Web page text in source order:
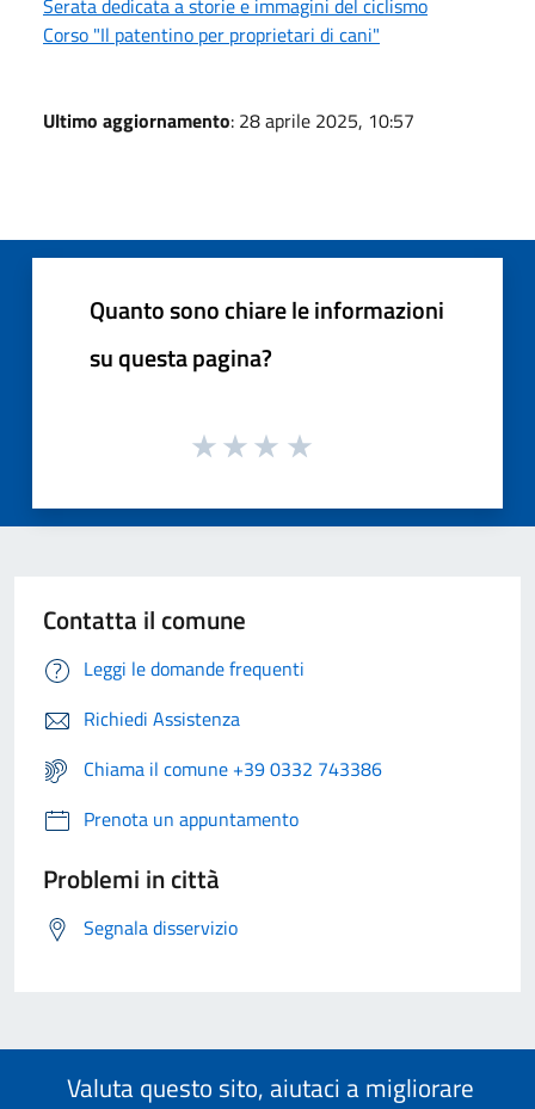
Corso "Il patentino per proprietari di cani"
Ultimo aggiornamento: 28 aprile 2025, 10:57
Quanto sono chiare le informazioni
su questa pagina?
Contatta il comune
Leggi le domande frequenti
Richiedi Assistenza
Chiama il comune +39 0332 743386
Prenota un appuntamento
Problemi in città
Segnala disservizio
Valuta questo sito, aiutaci a migliorare